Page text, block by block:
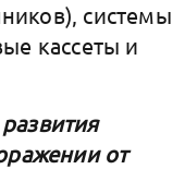
системы
кассеты и
от